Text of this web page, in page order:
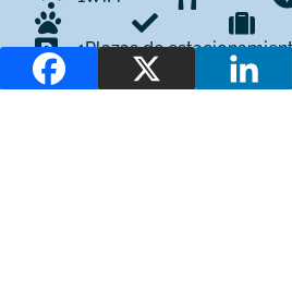
1Plazas de